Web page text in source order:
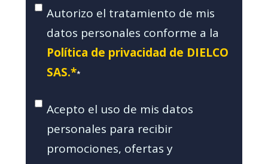
Autorizo el tratamiento de mis
datos personales conforme a la
Política de privacidad de DIELCO
SAS.**
Acepto el uso de mis datos
personales para recibir
promociones, ofertas y